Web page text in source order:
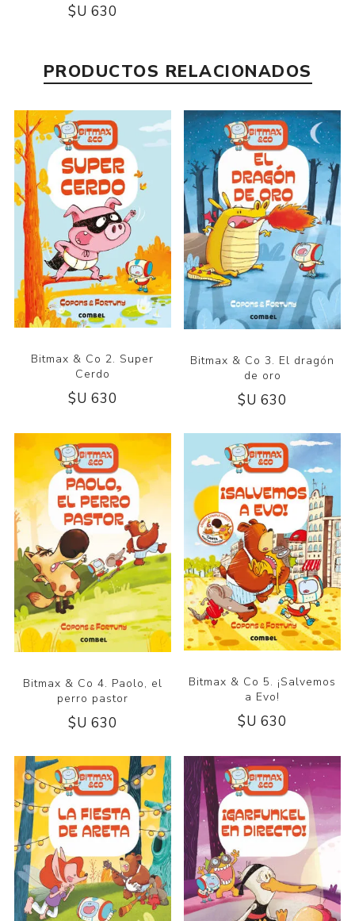
$U 630
PRODUCTOS RELACIONADOS
Bitmax & Co 2. Super
Cerdo
$U 630
Bitmax & Co 3. El dragón
de oro
$U 630
Bitmax & Co 4. Paolo, el
perro pastor
$U 630
Bitmax & Co 5. ¡Salvemos
a Evo!
$U 630